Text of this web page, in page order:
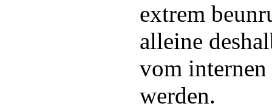
extrem
alleine
vom
werden.